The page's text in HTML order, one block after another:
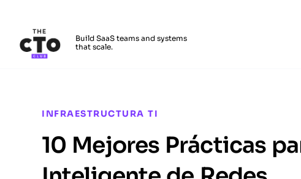
Build SaaS teams and systems
that scale.
INFRAESTRUCTURA TI
10 Mejores Prácticas